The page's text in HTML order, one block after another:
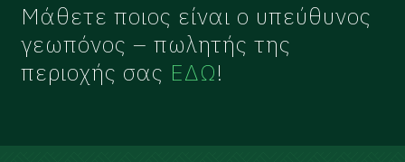
Μάθετε ποιος είναι ο υπεύθυνος
γεωπόνος – πωλητής της
περιοχής σας ΕΔΩ!